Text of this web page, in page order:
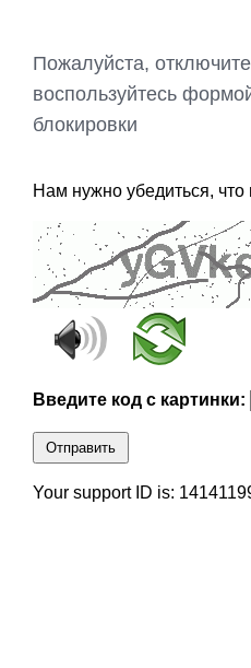
Пожалуйста,
воспользуйтесь
блокировки
Нам нужно убедиться,
Введите код с картинки:
Отправить
Your support ID is: